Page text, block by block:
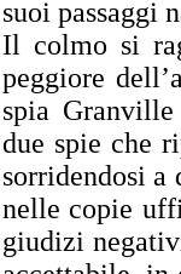
suoi passaggi
Il colmo si
peggiore
spia
due spie che
sorridendosi
nelle copie
giudizi